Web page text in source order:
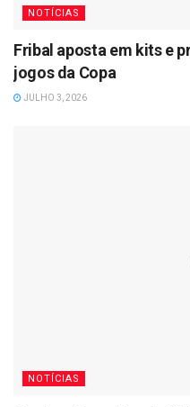
NOTÍCIAS
Fribal aposta em kits e
jogos da Copa
JULHO 3, 2026
NOTÍCIAS